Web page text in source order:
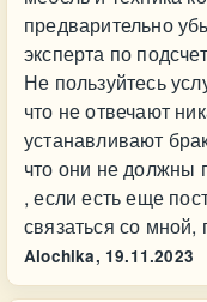
предварительно
эксперта по
Не пользуйтесь
что не отвечают
устанавливают
что они не должны
, если есть еще
связаться со мной,
Alochika, 19.11.2023